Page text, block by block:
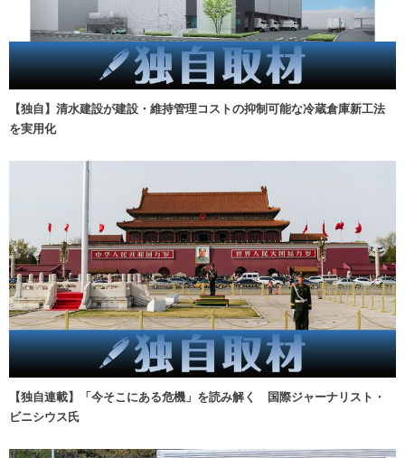
【独自】清水建設が建設・維持管理コストの抑制可能な冷蔵倉庫新工法
を実用化
【独自連載】「今そこにある危機」を読み解く 国際ジャーナリスト・
ビニシウス氏